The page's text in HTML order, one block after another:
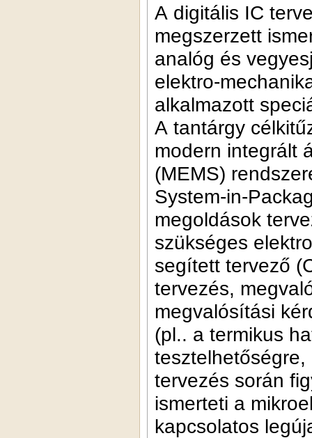
A digitális IC
megszerzett
analóg és
elektro-
alkalmazott
A tantárgy
modern integrált
(MEMS)
System-in-
megoldások
szükséges
segített tervező
tervezés,
megvalósítási
(pl.. a termikus
tervezés során
ismerteti a
kapcsolatos